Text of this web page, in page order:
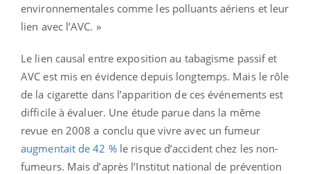
environnementales comme les polluants aériens et leur
lien avec l’AVC. »
Le lien causal entre exposition au tabagisme passif et
AVC est mis en évidence depuis longtemps. Mais le rôle
de la cigarette dans l’apparition de ces événements est
difficile à évaluer. Une étude parue dans la même
revue en 2008 a conclu que vivre avec un fumeur
augmentait de 42 %le risque d’accident chez les non-
fumeurs. Mais d’après l’Institut national de prévention